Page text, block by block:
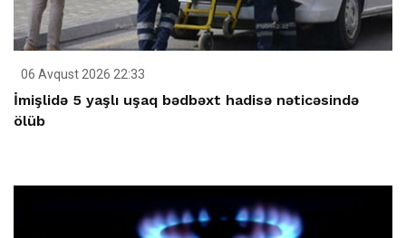
06 Avqust 2026 22:33
İmişlidə 5 yaşlı uşaq bədbəxt hadisə nəticəsində
ölüb